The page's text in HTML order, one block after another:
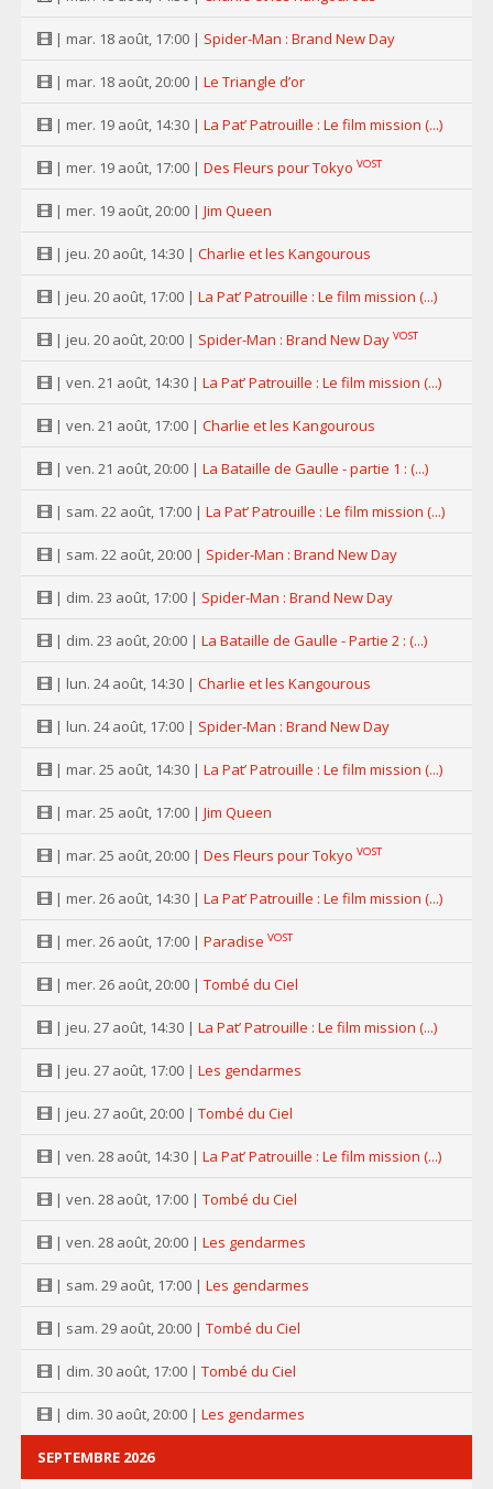
| mar. 18 août, 17:00 | Spider-Man : Brand New Day
| mar. 18 août, 20:00 | Le Triangle d’or
| mer. 19 août, 14:30 | La Pat’ Patrouille : Le film mission (...)
| mer. 19 août, 17:00 | Des Fleurs pour Tokyo VOST
| mer. 19 août, 20:00 | Jim Queen
| jeu. 20 août, 14:30 | Charlie et les Kangourous
| jeu. 20 août, 17:00 | La Pat’ Patrouille : Le film mission (...)
| jeu. 20 août, 20:00 | Spider-Man : Brand New Day VOST
| ven. 21 août, 14:30 | La Pat’ Patrouille : Le film mission (...)
| ven. 21 août, 17:00 | Charlie et les Kangourous
| ven. 21 août, 20:00 | La Bataille de Gaulle - partie 1 : (...)
| sam. 22 août, 17:00 | La Pat’ Patrouille : Le film mission (...)
| sam. 22 août, 20:00 | Spider-Man : Brand New Day
| dim. 23 août, 17:00 | Spider-Man : Brand New Day
| dim. 23 août, 20:00 | La Bataille de Gaulle - Partie 2 : (...)
| lun. 24 août, 14:30 | Charlie et les Kangourous
| lun. 24 août, 17:00 | Spider-Man : Brand New Day
| mar. 25 août, 14:30 | La Pat’ Patrouille : Le film mission (...)
| mar. 25 août, 17:00 | Jim Queen
| mar. 25 août, 20:00 | Des Fleurs pour Tokyo VOST
| mer. 26 août, 14:30 | La Pat’ Patrouille : Le film mission (...)
| mer. 26 août, 17:00 | Paradise VOST
| mer. 26 août, 20:00 | Tombé du Ciel
| jeu. 27 août, 14:30 | La Pat’ Patrouille : Le film mission (...)
| jeu. 27 août, 17:00 | Les gendarmes
| jeu. 27 août, 20:00 | Tombé du Ciel
| ven. 28 août, 14:30 | La Pat’ Patrouille : Le film mission (...)
| ven. 28 août, 17:00 | Tombé du Ciel
| ven. 28 août, 20:00 | Les gendarmes
| sam. 29 août, 17:00 | Les gendarmes
| sam. 29 août, 20:00 | Tombé du Ciel
| dim. 30 août, 17:00 | Tombé du Ciel
| dim. 30 août, 20:00 | Les gendarmes
SEPTEMBRE 2026